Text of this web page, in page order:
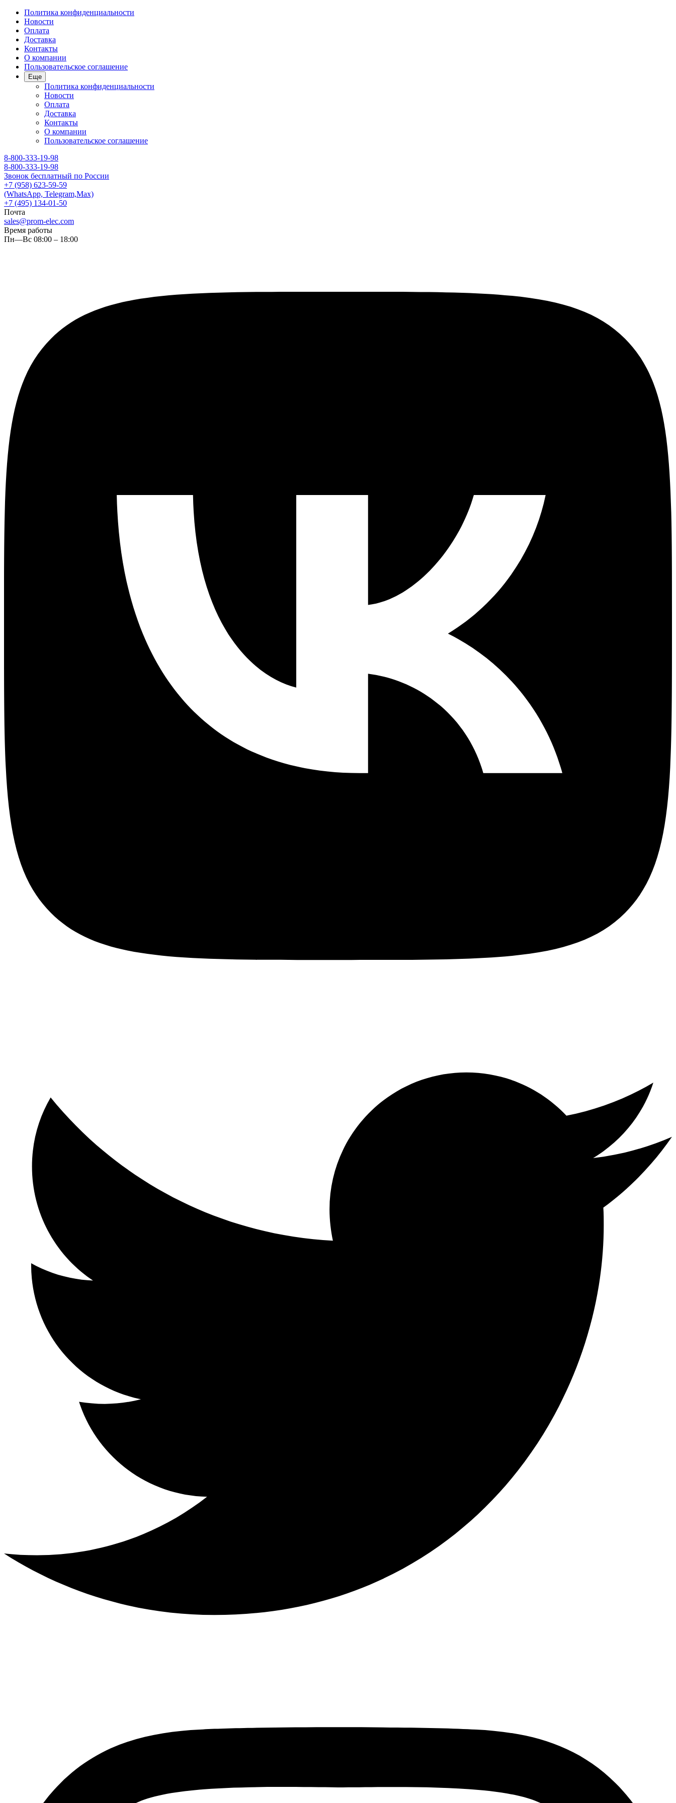
Политика конфиденциальности
Новости
Оплата
Доставка
Контакты
О компании
Пользовательское соглашение
Еще
Политика конфиденциальности
Новости
Оплата
Доставка
Контакты
О компании
Пользовательское соглашение
8-800-333-19-98
8-800-333-19-98
Звонок бесплатный по России
+7 (958) 623-59-59
(WhatsApp, Telegram,Max)
+7 (495) 134-01-50
Почта
sales@prom-elec.com
Время работы
Пн—Вс 08:00 – 18:00